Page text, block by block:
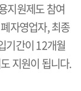
지원제도 참여
자영업자, 최종
기간이 12개월
지원이 됩니다.